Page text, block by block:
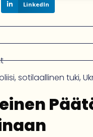
LinkedIn
,sotilaallinen tuki,